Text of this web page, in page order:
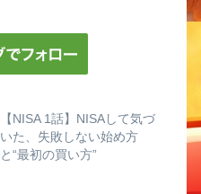
【NISA 1話】NISAして気づ
いた、失敗しない始め方
と“最初の買い方”